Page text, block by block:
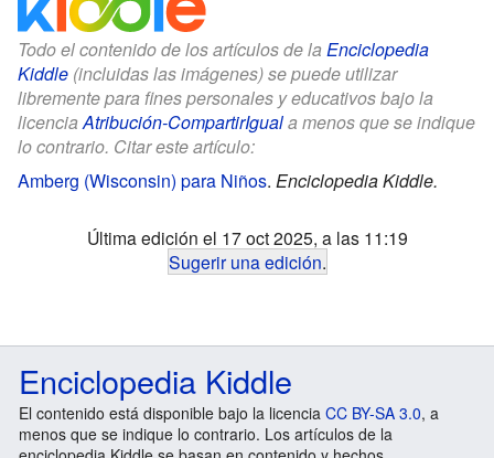
Todo el contenido de los artículos de la Enciclopedia
Kiddle (incluidas las imágenes) se puede utilizar
libremente para fines personales y educativos bajo la
licenciaAtribución-CompartirIguala menos que se indique
lo contrario. Citar este artículo:
Amberg (Wisconsin) para Niños. Enciclopedia Kiddle.
Última edición el 17 oct 2025, a las 11:19
Sugerir una edición.
Enciclopedia Kiddle
El contenido está disponible bajo la licencia CC BY-SA 3.0, a
menos que se indique lo contrario. Los artículos de la